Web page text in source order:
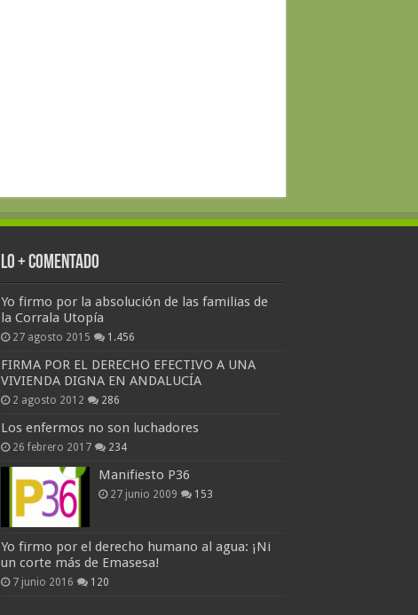
Lo + Comentado
Yo firmo por la absolución de las familias de
la Corrala Utopía
27 agosto 2015 1.456
FIRMA POR EL DERECHO EFECTIVO A UNA
VIVIENDA DIGNA EN ANDALUCÍA
2 agosto 2012 286
Los enfermos no son luchadores
26 febrero 2017 234
Manifiesto P36
27 junio 2009 153
Yo firmo por el derecho humano al agua: ¡Ni
un corte más de Emasesa!
7 junio 2016 120